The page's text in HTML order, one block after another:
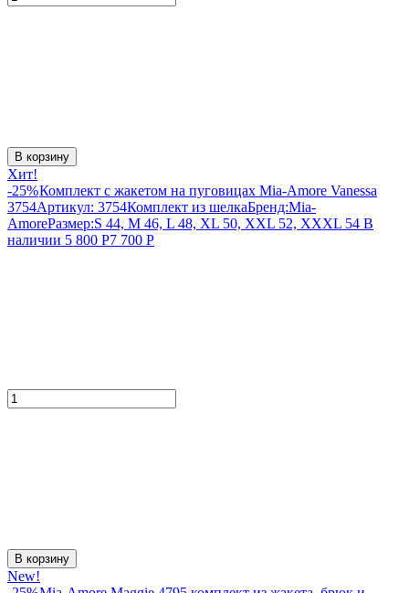
В корзину
Хит!
-25%Комплект с жакетом на пуговицах Mia-Amore Vanessa
3754Артикул: 3754Комплект из шелкаБренд:Mia-
AmoreРазмер:S 44, M 46, L 48, XL 50, XXL 52, XXXL 54 В
наличии 5 800 Р7 700 Р
В корзину
New!